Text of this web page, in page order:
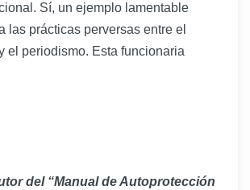
Sí, un ejemplo lamentable
las prácticas perversas entre el
el periodismo. Esta funcionaria
del “Manual de Autoprotección